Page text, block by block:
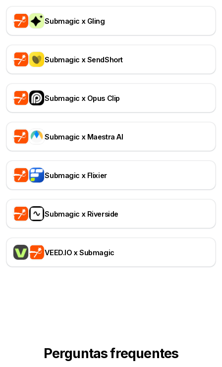
Submagic x Gling
Submagic x SendShort
Submagic x Opus Clip
Submagic x Maestra AI
Submagic x Flixier
Submagic x Riverside
VEED.IO x Submagic
Perguntas frequentes